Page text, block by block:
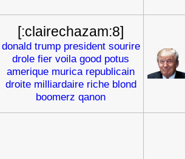
[:clairechazam:8]
donald trump president sourire
drole fier voila good potus
amerique murica republicain
droite milliardaire riche blond
boomerz qanon